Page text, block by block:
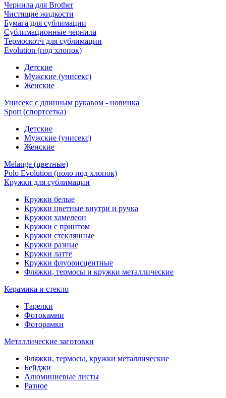
Чернила для Brother
Чистящие жидкости
Бумага для сублимации
Сублимационные чернила
Термоскотч для сублимации
Evolution (под хлопок)
Детские
Мужские (унисекс)
Женские
Унисекс с длинным рукавом - новинка
Sport (спортсетка)
Детские
Мужские (унисекс)
Женские
Melange (цветные)
Polo Evolution (поло под хлопок)
Кружки для сублимации
Кружки белые
Кружки цветные внутри и ручка
Кружки хамелеон
Кружки c принтом
Кружки стеклянные
Кружки разные
Кружки латте
Кружки флуорисцентные
Фляжки, термосы и кружки металлические
Керамика и стекло
Тарелки
Фотокамни
Фоторамки
Металлические заготовки
Фляжки, термосы, кружки металлические
Бейджи
Алюминиевые листы
Разное